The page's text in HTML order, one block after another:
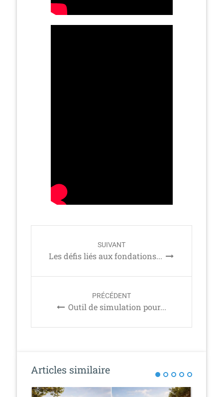
t
i
t
o
SUIVANT
Les défis liés aux fondations...
PRÉCÉDENT
Outil de simulation pour...
Articles similaire